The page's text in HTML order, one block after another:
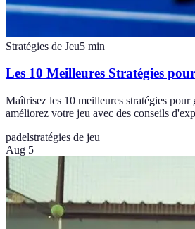
Stratégies de Jeu5 min
Les 10 Meilleures Stratégies
Maîtrisez les 10 meilleures stratégies pour
améliorez votre jeu avec des conseils
padelstratégies de jeu
Aug 5